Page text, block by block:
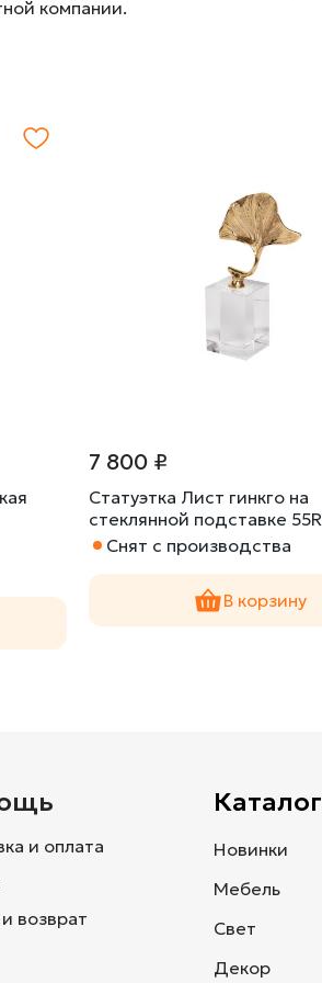
компании.
7 800 ₽
Статуэтка Лист гинкго на
стеклянной подставке
Снят с производства
В корзину
и оплата
возврат
Каталог
Новинки
Мебель
Свет
Декор